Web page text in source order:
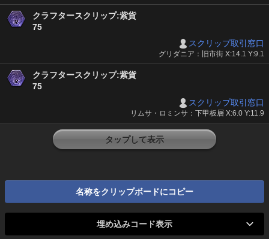
クラフタースクリップ:紫貨
75
スクリップ取引窓口
グリダニア：旧市街 X:14.1 Y:9.1
クラフタースクリップ:紫貨
75
スクリップ取引窓口
リムサ・ロミンサ：下甲板層 X:6.0 Y:11.9
タップして表示
名称をクリップボードにコピー
埋め込みコード表示